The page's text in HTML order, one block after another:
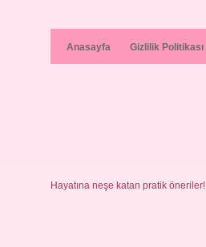
Anasayfa Gizlilik Politikası
Hayatına neşe katan pratik öneriler!